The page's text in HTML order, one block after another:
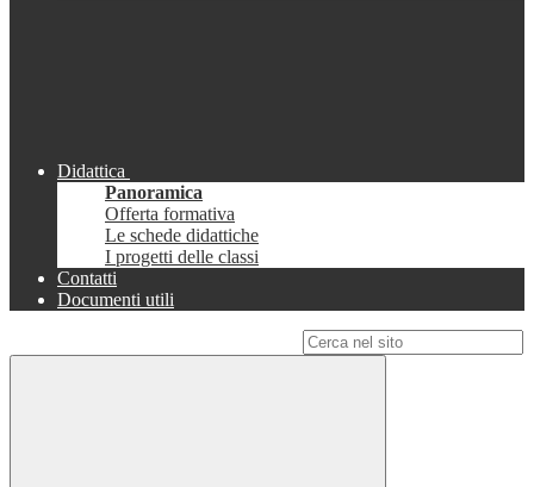
Didattica
Panoramica
Offerta formativa
Le schede didattiche
I progetti delle classi
Contatti
Documenti utili